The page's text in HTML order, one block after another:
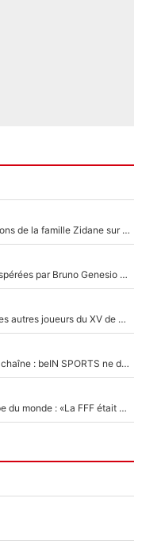
«Il est très heureux et impatient» : Les révélations de la famille Zidane sur sa prise de pouvoir en équipe de France !
Plus de 100M€ pour l'OM : Voici les recrues espérées par Bruno Genesio et Grégory Lorenzi après l’opération dégraissage
Thomas Ramos ne sera pas le seul à partir : Ces autres joueurs du XV de France pourraient aussi quitter le Stade Toulousain, un club de Top 14 est déjà sur les rangs
Kylian Mbappé et Lamine Yamal changent de chaîne : beIN SPORTS ne digère pas cette décision historique et prédit un fiasco pour la Liga
Didier Deschamps abandonné en pleine Coupe du monde : «La FFF était déjà passée à Zinedine Zidane»